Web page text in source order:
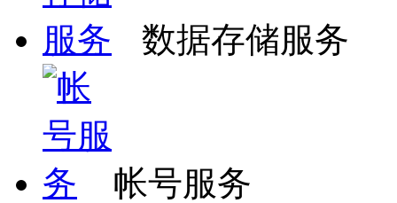
数据存储服务
帐号服务